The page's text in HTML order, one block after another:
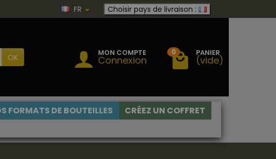
FR Choisir pays de livraison :
OK MON COMPTE
Connexion
0 PANIER
(vide)
FORMATS DE BOUTEILLES
CRÉEZ UN COFFRET